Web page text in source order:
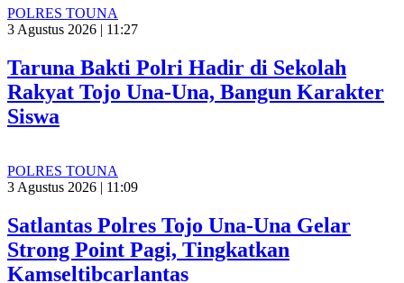
POLRES TOUNA
3 Agustus 2026 | 11:27
Taruna Bakti Polri Hadir di Sekolah
Rakyat Tojo Una-Una, Bangun Karakter
Siswa
POLRES TOUNA
3 Agustus 2026 | 11:09
Satlantas Polres Tojo Una-Una Gelar
Strong Point Pagi, Tingkatkan
Kamseltibcarlantas